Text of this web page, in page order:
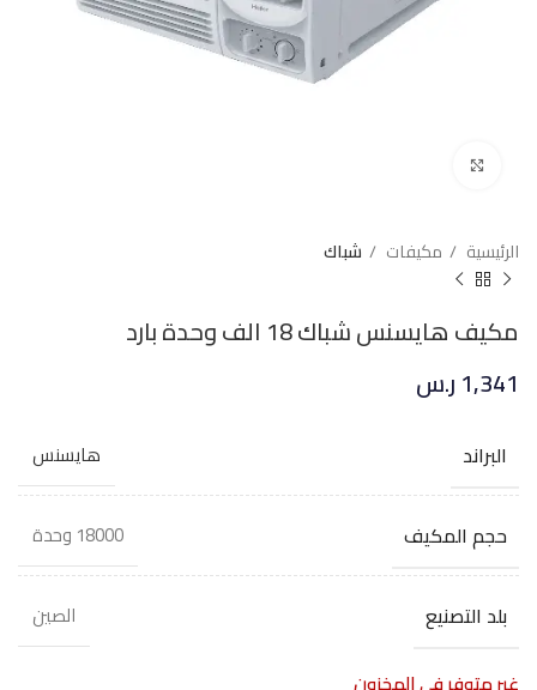
الرئيسية مكيفات شباك
مكيف هايسنس شباك 18 الف وحدة بارد
1,341ر.س
البراند هايسنس
حجم المكيف 18000 وحدة
بلد التصنيع
الصين